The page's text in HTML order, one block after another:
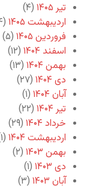
تیر ۱۴۰۵
(۴)
اردیبهشت ۱۴۰۵
(۴)
فروردین ۱۴۰۵
(۵)
اسفند ۱۴۰۴
(۱۲)
بهمن ۱۴۰۴
(۱۳)
دی ۱۴۰۴
(۲۷)
آبان ۱۴۰۴
(۱)
تیر ۱۴۰۴
(۲۲)
خرداد ۱۴۰۴
(۲۹)
اردیبهشت ۱۴۰۴
(۱)
بهمن ۱۴۰۳
(۲)
دی ۱۴۰۳
(۱)
آبان ۱۴۰۳
(۳)